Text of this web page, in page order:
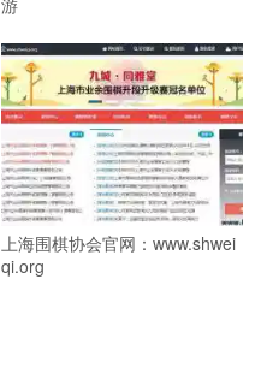
上海围棋协会官网：www.shwei
qi.org